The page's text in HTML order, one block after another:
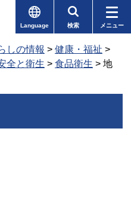
Language 検索 メニュー
しの情報 > 健康・福祉 >
全と衛生 > 食品衛生 > 地